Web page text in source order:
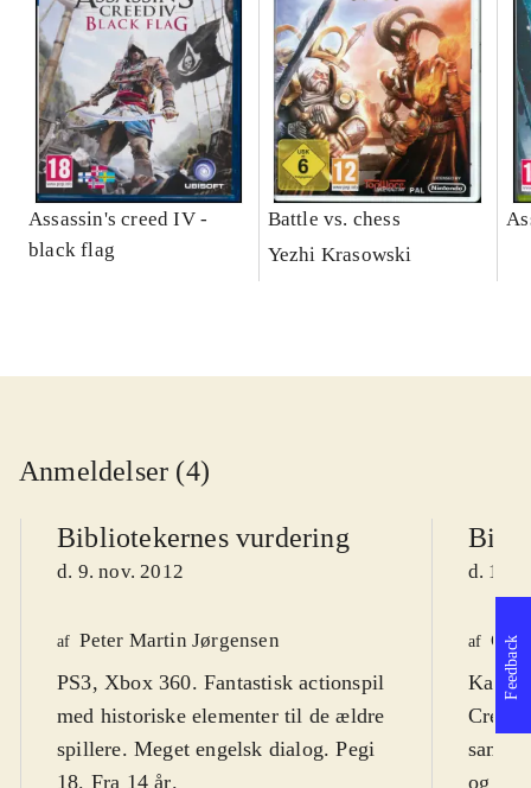
Assassin's creed IV -
black flag
Battle vs. chess
Yezhi Krasowski
Anmeldelser (4)
Bibliotekernes vurdering
d. 9. nov. 2012
af Peter Martin Jørgensen
PS3, Xbox 360. Fantastisk actionspil
med historiske elementer til de ældre
spillere. Meget engelsk dialog. Pegi
18. Fra 14 år.
d. 16.
af Ole
Kan
og
Feedback